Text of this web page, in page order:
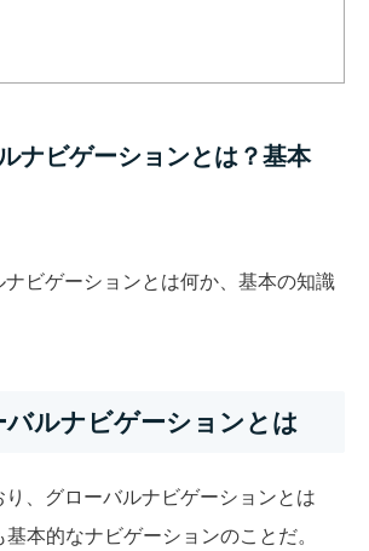
ナビゲーションとは？基本
ビゲーションとは何か、基本の知識
バルナビゲーションとは
、グローバルナビゲーションとは
本的なナビゲーションのことだ。